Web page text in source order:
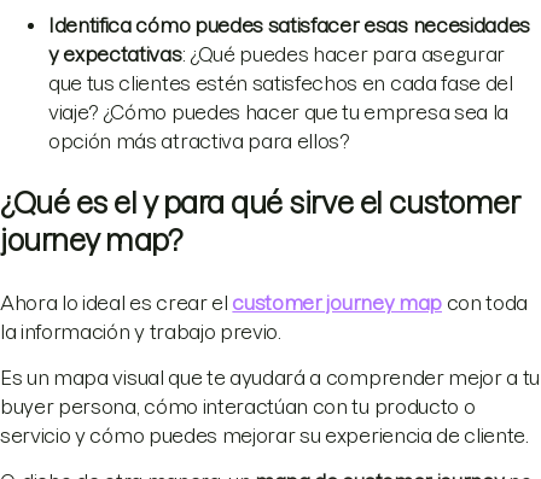
Identifica cómo puedes satisfacer esas necesidades
y expectativas: ¿Qué puedes hacer para asegurar
que tus clientes estén satisfechos en cada fase del
viaje? ¿Cómo puedes hacer que tu empresa sea la
opción más atractiva para ellos?
¿Qué es el y para qué sirve el customer
journey map?
Ahora lo ideal es crear el customer journey map con toda
la información y trabajo previo.
Es un mapa visual que te ayudará a comprender mejor a tu
buyer persona, cómo interactúan con tu producto o
servicio y cómo puedes mejorar su experiencia de cliente.